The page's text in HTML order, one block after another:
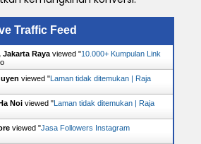
Traffic Feed
Jakarta Raya viewed "10.000+ Kumpulan Link
viewed "Laman tidak ditemukan | Raja
Noi viewed "Laman tidak ditemukan | Raja
viewed "Jasa Followers Instagram